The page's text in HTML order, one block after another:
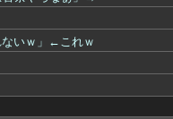
ぶる速-VIP
おうち速報
コノユビニュース｜みんなの...
fig速
ないｗ」←これｗ